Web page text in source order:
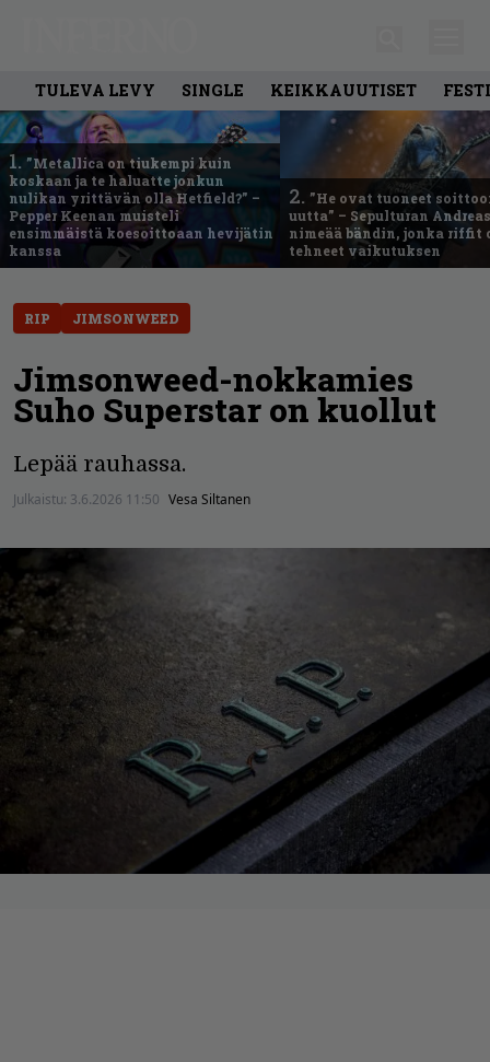
TULEVA LEVY SINGLE KEIKKAUUTISET
1. ”Metallica on tiukempi kuin
koskaan ja te haluatte jonkun
nulikan yrittävän olla Hetfield?” –
Pepper Keenan muisteli
ensimmäistä koesoittoaan hevijätin
kanssa
2. ”He ovat tuoneet
uutta” – Sepulturan
nimeää bändin, jonka riffit
tehneet vaikutuksen
RIP JIMSONWEED
Jimsonweed-nokkamies
Suho Superstar on kuollut
Lepää rauhassa.
Julkaistu: 3.6.2026 11:50 Vesa Siltanen